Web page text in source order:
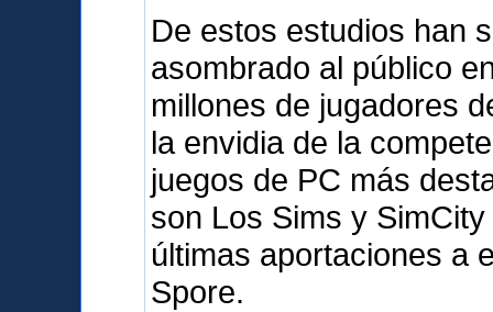
De estos estudios han
asombrado al público
millones de jugadores
la envidia de la
juegos de PC más
son Los Sims y
últimas aportaciones a
Spore.